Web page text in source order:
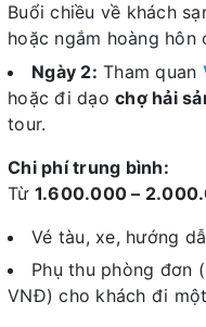
Buổi chiều về khách
hoặc ngắm hoàng hôn
Ngày 2: Tham quan
hoặc đi dạo chợ hải
tour.
Chi phí trung bình:
Từ 1.600.000 –
Vé tàu, xe, hướng
Phụ thu phòng đơn
VNĐ) cho khách đi